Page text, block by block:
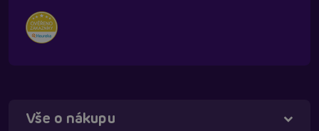
Vše o nákupu